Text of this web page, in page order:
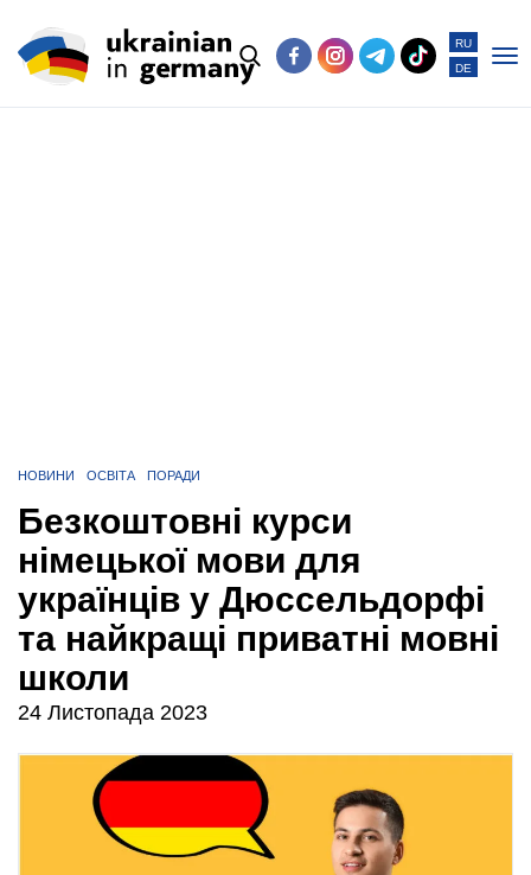
RU
DE
НОВИНИ ОСВІТА ПОРАДИ
Безкоштовні курси
німецької мови для
українців у Дюссельдорфі
та найкращі приватні мовні
школи
24 Листопада 2023